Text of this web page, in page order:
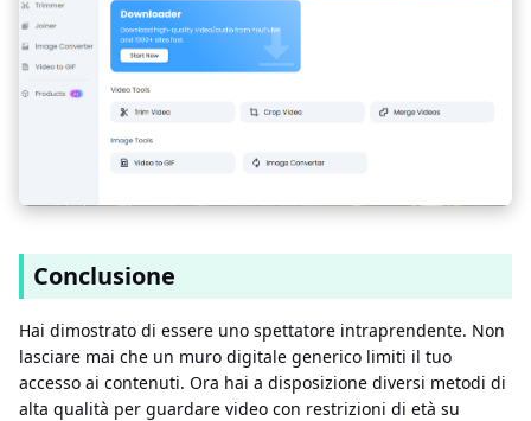
Conclusione
Hai dimostrato di essere uno spettatore intraprendente. Non
lasciare mai che un muro digitale generico limiti il ​​tuo
accesso ai contenuti. Ora hai a disposizione diversi metodi di
alta qualità per guardare video con restrizioni di età su